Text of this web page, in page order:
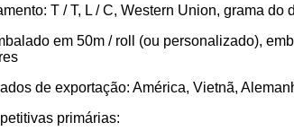
T / T, L / C, Western Union, grama do
em 50m / roll (ou personalizado),
de exportação: América, Vietnã,
primárias: